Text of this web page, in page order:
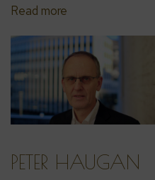
Read more
PETER HAUGAN